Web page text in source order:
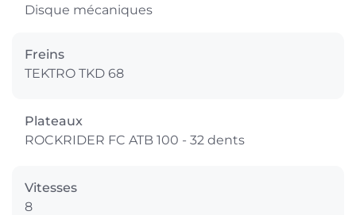
Disque mécaniques
Freins
TEKTRO TKD 68
Plateaux
ROCKRIDER FC ATB 100 - 32 dents
Vitesses
8